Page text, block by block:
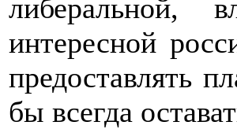
либеральной,
интересной
предоставлять
бы всегда